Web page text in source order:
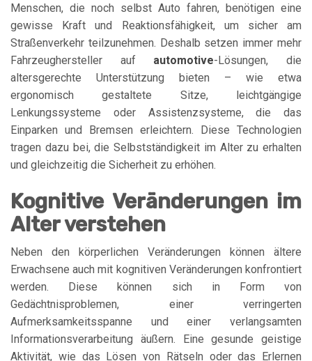
Menschen, die noch selbst Auto fahren, benötigen eine
gewisse Kraft und Reaktionsfähigkeit, um sicher am
Straßenverkehr teilzunehmen. Deshalb setzen immer mehr
Fahrzeughersteller auf
automotive-Lösungen, die
altersgerechte Unterstützung bieten – wie etwa
ergonomisch gestaltete Sitze, leichtgängige
Lenkungssysteme oder Assistenzsysteme, die das
Einparken und Bremsen erleichtern. Diese Technologien
tragen dazu bei, die Selbstständigkeit im Alter zu erhalten
und gleichzeitig die Sicherheit zu erhöhen.
Kognitive Veränderungen im
Alter verstehen
Neben den körperlichen Veränderungen können ältere
Erwachsene auch mit kognitiven Veränderungen konfrontiert
werden. Diese können sich in Form von
Gedächtnisproblemen, einer verringerten
Aufmerksamkeitsspanne und einer verlangsamten
Informationsverarbeitung äußern. Eine gesunde geistige
Aktivität, wie das Lösen von Rätseln oder das Erlernen